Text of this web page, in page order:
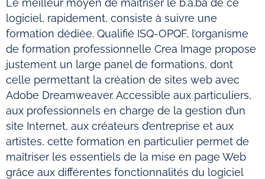
logiciel, rapidement, consiste à suivre une
formation dédiée. Qualifié ISQ-OPQF, l’organisme
de formation professionnelle Crea Image propose
justement un large panel de formations, dont
celle permettant la création de sites web avec
Adobe Dreamweaver. Accessible aux particuliers,
aux professionnels en charge de la gestion d’un
site Internet, aux créateurs d’entreprise et aux
artistes, cette formation en particulier permet de
maîtriser les essentiels de la mise en page Web
grâce aux différentes fonctionnalités du logiciel